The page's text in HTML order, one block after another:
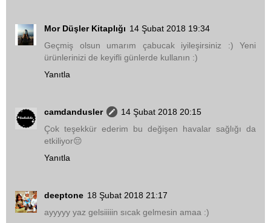
Mor Düşler Kitaplığı 14 Şubat 2018 19:34
Geçmiş olsun umarım çabucak iyileşirsiniz :) Yeni
ürünlerinizi de keyifli günlerde kullanın :)
Yanıtla
camdandusler
14 Şubat 2018 20:15
Çok teşekkür ederim bu değişen havalar sağlığı da
etkiliyor😔
Yanıtla
deeptone 18 Şubat 2018 21:17
ayyyyy yaz gelsiiiiin sıcak gelmesin amaa :)